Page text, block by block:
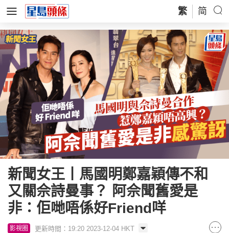
繁 简
新聞女王丨馬國明鄭嘉穎傳不和
又關佘詩曼事？ 阿佘聞舊愛是
非：佢哋唔係好Friend咩
影視圈 更新時間：19:20 2023-12-04 HKT